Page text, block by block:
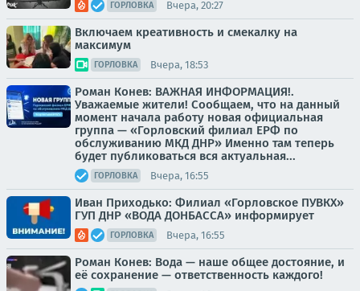
ГОРЛОВКА Вчера, 20:27
Включаем креативность и смекалку на
максимум
ГОРЛОВКА Вчера, 18:53
Роман Конев: ВАЖНАЯ ИНФОРМАЦИЯ!.
Уважаемые жители! Сообщаем, что на данный
момент начала работу новая официальная
группа — «Горловский филиал ЕРФ по
обслуживанию МКД ДНР» Именно там теперь
будет публиковаться вся актуальная...
ГОРЛОВКА Вчера, 16:55
Иван Приходько: Филиал «Горловское ПУВКХ»
ГУП ДНР «ВОДА ДОНБАССА» информирует
ГОРЛОВКА Вчера, 16:55
Роман Конев: Вода — наше общее достояние, и
её сохранение — ответственность каждого!